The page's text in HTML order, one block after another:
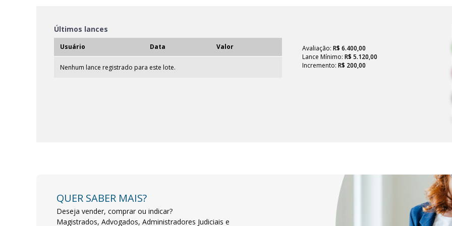
Últimos lances
Usuário Data Valor
Nenhum lance registrado para este lote.
Avaliação: R$ 6.400,00
Lance Mínimo: R$ 5.120,00
Incremento: R$ 200,00
QUER SABER MAIS?
Deseja vender, comprar ou indicar?
Magistrados, Advogados, Administradores Judiciais e